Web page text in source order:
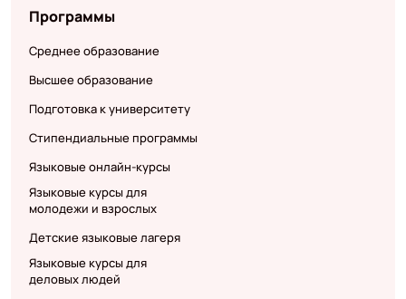
Программы
Среднее образование
Высшее образование
Подготовка к университету
Стипендиальные программы
Языковые онлайн-курсы
Языковые курсы для
молодежи и взрослых
Детские языковые лагеря
Языковые курсы для
деловых людей